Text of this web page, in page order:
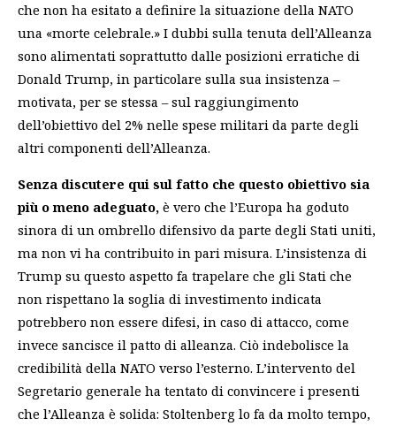
che non ha esitato a definire la situazione della NATO
una «morte celebrale.» I dubbi sulla tenuta dell’Alleanza
sono alimentati soprattutto dalle posizioni erratiche di
Donald Trump, in particolare sulla sua insistenza –
motivata, per se stessa – sul raggiungimento
dell’obiettivo del 2% nelle spese militari da parte degli
altri componenti dell’Alleanza.
Senza discutere qui sul fatto che questo obiettivo sia
più o meno adeguato, è vero che l’Europa ha goduto
sinora di un ombrello difensivo da parte degli Stati uniti,
ma non vi ha contribuito in pari misura. L’insistenza di
Trump su questo aspetto fa trapelare che gli Stati che
non rispettano la soglia di investimento indicata
potrebbero non essere difesi, in caso di attacco, come
invece sancisce il patto di alleanza. Ciò indebolisce la
credibilità della NATO verso l’esterno. L’intervento del
Segretario generale ha tentato di convincere i presenti
che l’Alleanza è solida: Stoltenberg lo fa da molto tempo,